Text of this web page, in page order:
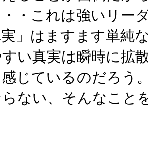
・これは強いリー
実」はますます単純
すい真実は瞬時に拡
じているのだろう
ない、そんなこと